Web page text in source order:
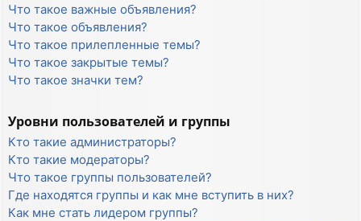
Что такое важные объявления?
Что такое объявления?
Что такое прилепленные темы?
Что такое закрытые темы?
Что такое значки тем?
Уровни пользователей и группы
Кто такие администраторы?
Кто такие модераторы?
Что такое группы пользователей?
Где находятся группы и как мне вступить в них?
Как мне стать лидером группы?